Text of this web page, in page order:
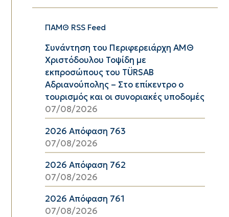
ΠΑΜΘ RSS Feed
Συνάντηση του Περιφερειάρχη ΑΜΘ
Χριστόδουλου Τοψίδη με
εκπροσώπους του TÜRSAB
Αδριανούπολης – Στο επίκεντρο ο
τουρισμός και οι συνοριακές υποδομές
07/08/2026
2026 Απόφαση 763
07/08/2026
2026 Απόφαση 762
07/08/2026
2026 Απόφαση 761
07/08/2026